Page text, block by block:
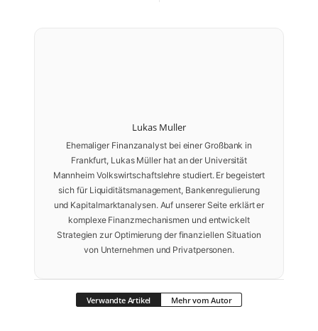
Lukas Muller
Ehemaliger Finanzanalyst bei einer Großbank in
Frankfurt, Lukas Müller hat an der Universität
Mannheim Volkswirtschaftslehre studiert. Er begeistert
sich für Liquiditätsmanagement, Bankenregulierung
und Kapitalmarktanalysen. Auf unserer Seite erklärt er
komplexe Finanzmechanismen und entwickelt
Strategien zur Optimierung der finanziellen Situation
von Unternehmen und Privatpersonen.
Verwandte Artikel Mehr vom Autor